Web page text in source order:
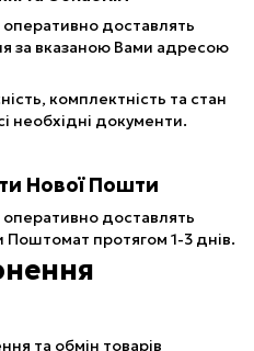
оперативно доставлять
за вказаною Вами адресою
комплектність та стан
необхідні документи.
Нової Пошти
оперативно доставлять
Поштомат протягом 1-3 днів.
та обмін товарів